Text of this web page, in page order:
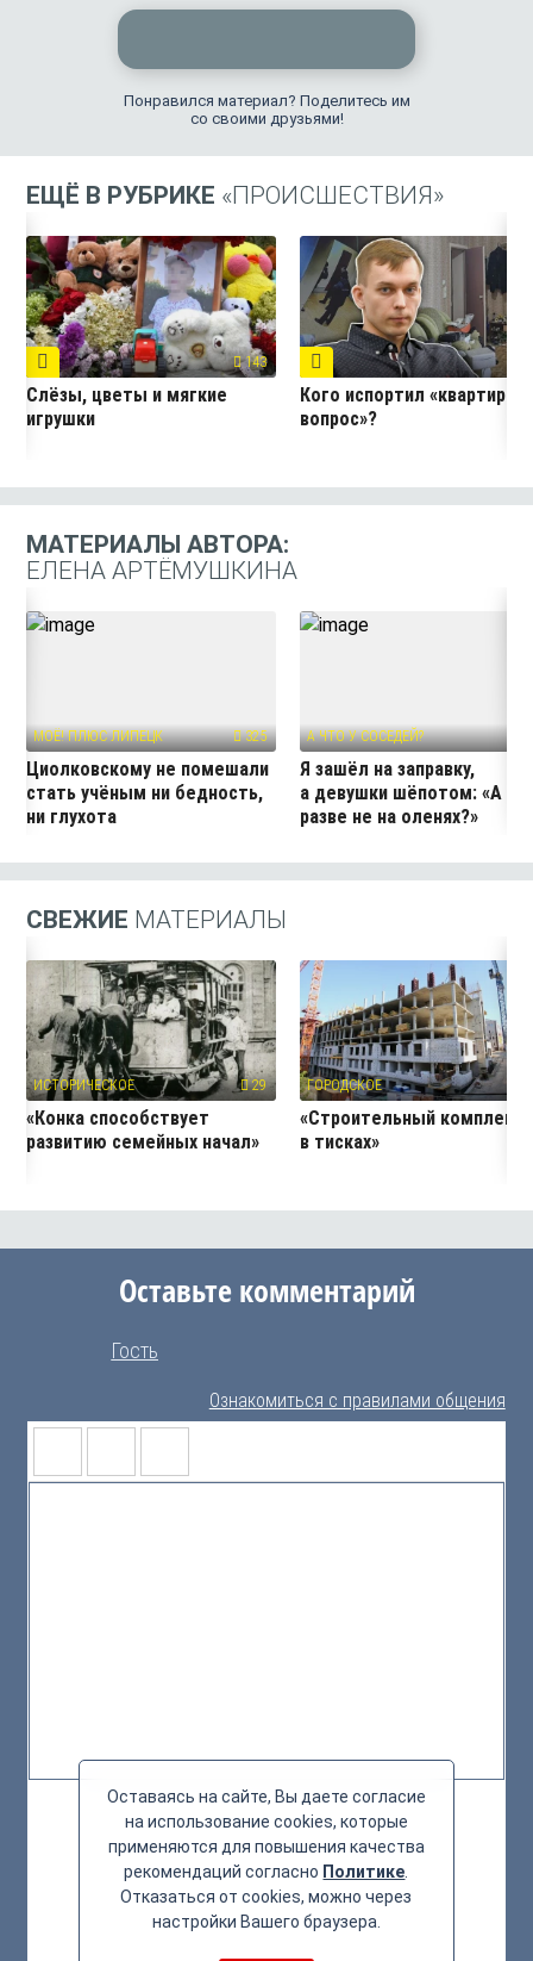
Понравился материал? Поделитесь им
со своими друзьями!
ЕЩЁ В РУБРИКЕ «ПРОИСШЕСТВИЯ»
143
Слёзы, цветы и мягкие
игрушки
Кого испортил
вопрос»?
МАТЕРИАЛЫ АВТОРА:
ЕЛЕНА АРТЁМУШКИНА
МОЁ! ПЛЮС ЛИПЕЦК 325
Циолковскому не помешали
стать учёным ни бедность,
ни глухота
А ЧТО У СОСЕДЕЙ?
Я зашёл на заправку,
а девушки шёпотом: «А он
разве не на оленях?»
СВЕЖИЕ МАТЕРИАЛЫ
ИСТОРИЧЕСКОЕ 29
«Конка способствует
развитию семейных начал»
ГОРОДСКОЕ
«Строительный комплекс
в тисках»
Оставьте комментарий
Гость
Ознакомиться с правилами общения
Оставаясь на сайте, Вы даете согласие
на использование cookies, которые
применяются для повышения качества
рекомендаций согласно Политике
Отказаться от cookies, можно через
настройки Вашего браузера.